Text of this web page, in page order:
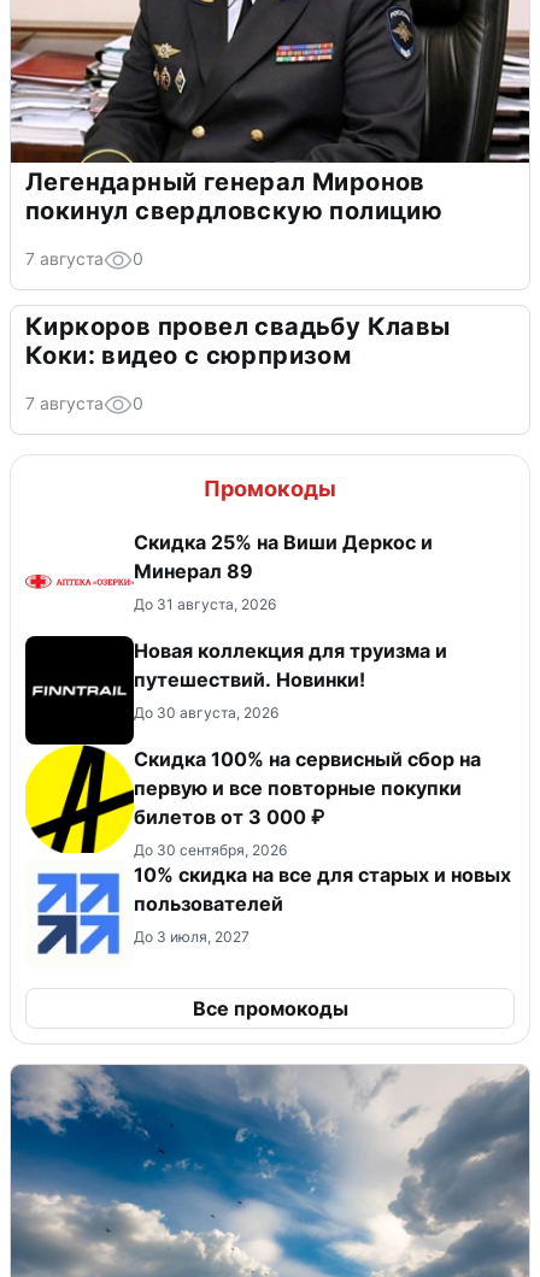
Легендарный генерал Миронов
покинул свердловскую полицию
7 августа 0
Киркоров провел свадьбу Клавы
Коки: видео с сюрпризом
7 августа 0
Промокоды
Скидка 25% на Виши Деркос и
Минерал 89
До 31 августа, 2026
Новая коллекция для труизма и
путешествий. Новинки!
До 30 августа, 2026
Скидка 100% на сервисный сбор на
первую и все повторные покупки
билетов от 3 000 ₽
До 30 сентября, 2026
10% скидка на все для старых и новых
пользователей
До 3 июля, 2027
Все промокоды